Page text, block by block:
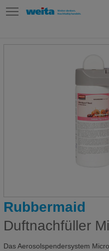
Rubbermaid
Duftnachfüller
Das Aerosolspendersystem